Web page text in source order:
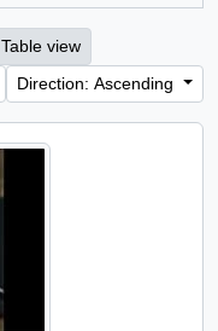
Table view
Direction: Ascending